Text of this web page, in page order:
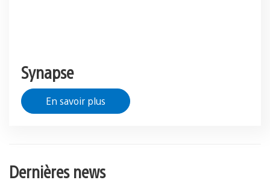
Synapse
En savoir plus
Dernières news